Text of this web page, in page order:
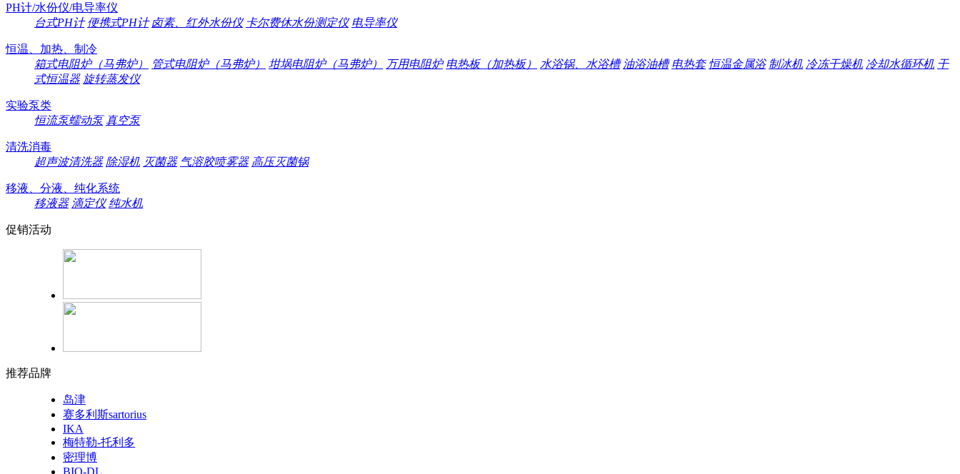
PH计/水份仪/电导率仪
台式PH计 便携式PH计 卤素、红外水份仪 卡尔费休水份测定仪 电导率仪
恒温、加热、制冷
箱式电阻炉（马弗炉）
管式电阻炉（马弗炉） 坩埚电阻炉（马弗炉） 万用电阻炉 电热板（加热板） 水浴锅、水浴槽 油浴油槽 电热套 恒温金属浴 制冰机 冷冻干燥机 冷却水循环机 干
式恒温器 旋转蒸发仪
实验泵类
恒流泵蠕动泵 真空泵
清洗消毒
超声波清洗器 除湿机 灭菌器 气溶胶喷雾器 高压灭菌锅
移液、分液、纯化系统
移液器 滴定仪 纯水机
促销活动
推荐品牌
岛津
赛多利斯sartorius
IKA
梅特勒-托利多
密理博
BIO-DL